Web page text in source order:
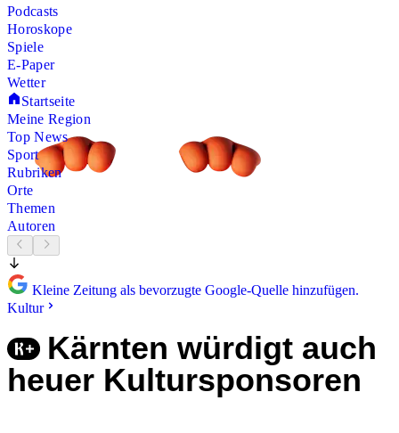
Podcasts
Horoskope
Spiele
E-Paper
Wetter
Startseite
Meine Region
Top News
Sport
Rubriken
Orte
Themen
Autoren
Kleine Zeitung als bevorzugte Google-Quelle hinzufügen.
Kultur
Kärnten würdigt auch
heuer Kultursponsoren